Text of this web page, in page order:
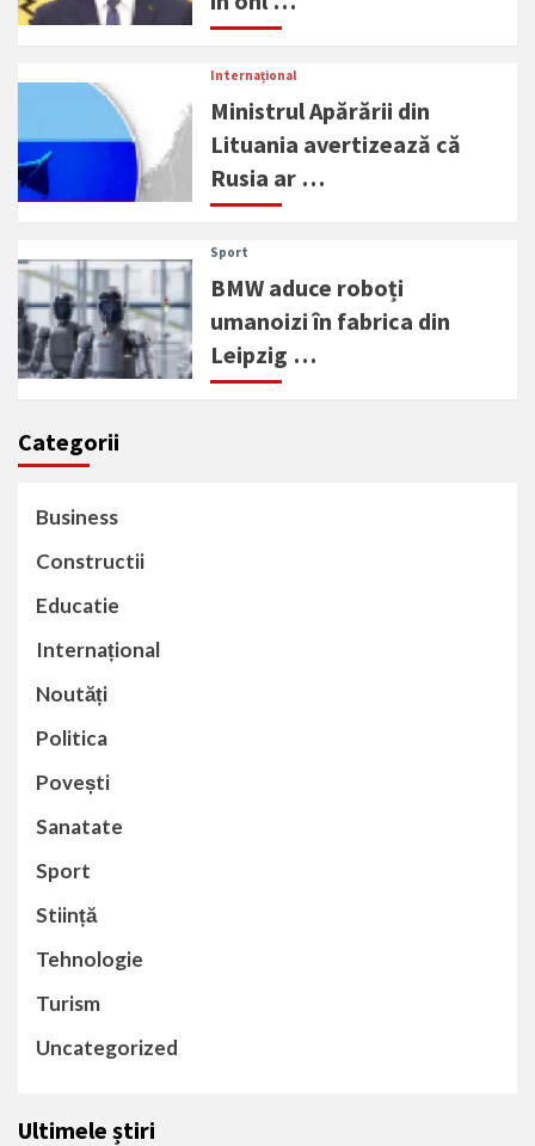
Internațional
Ministrul Apărării din
Lituania avertizează că
Rusia ar …
Sport
BMW aduce roboți
umanoizi în fabrica din
Leipzig …
Categorii
Business
Constructii
Educatie
Internațional
Noutăți
Politica
Povești
Sanatate
Sport
Stiință
Tehnologie
Turism
Uncategorized
Ultimele știri